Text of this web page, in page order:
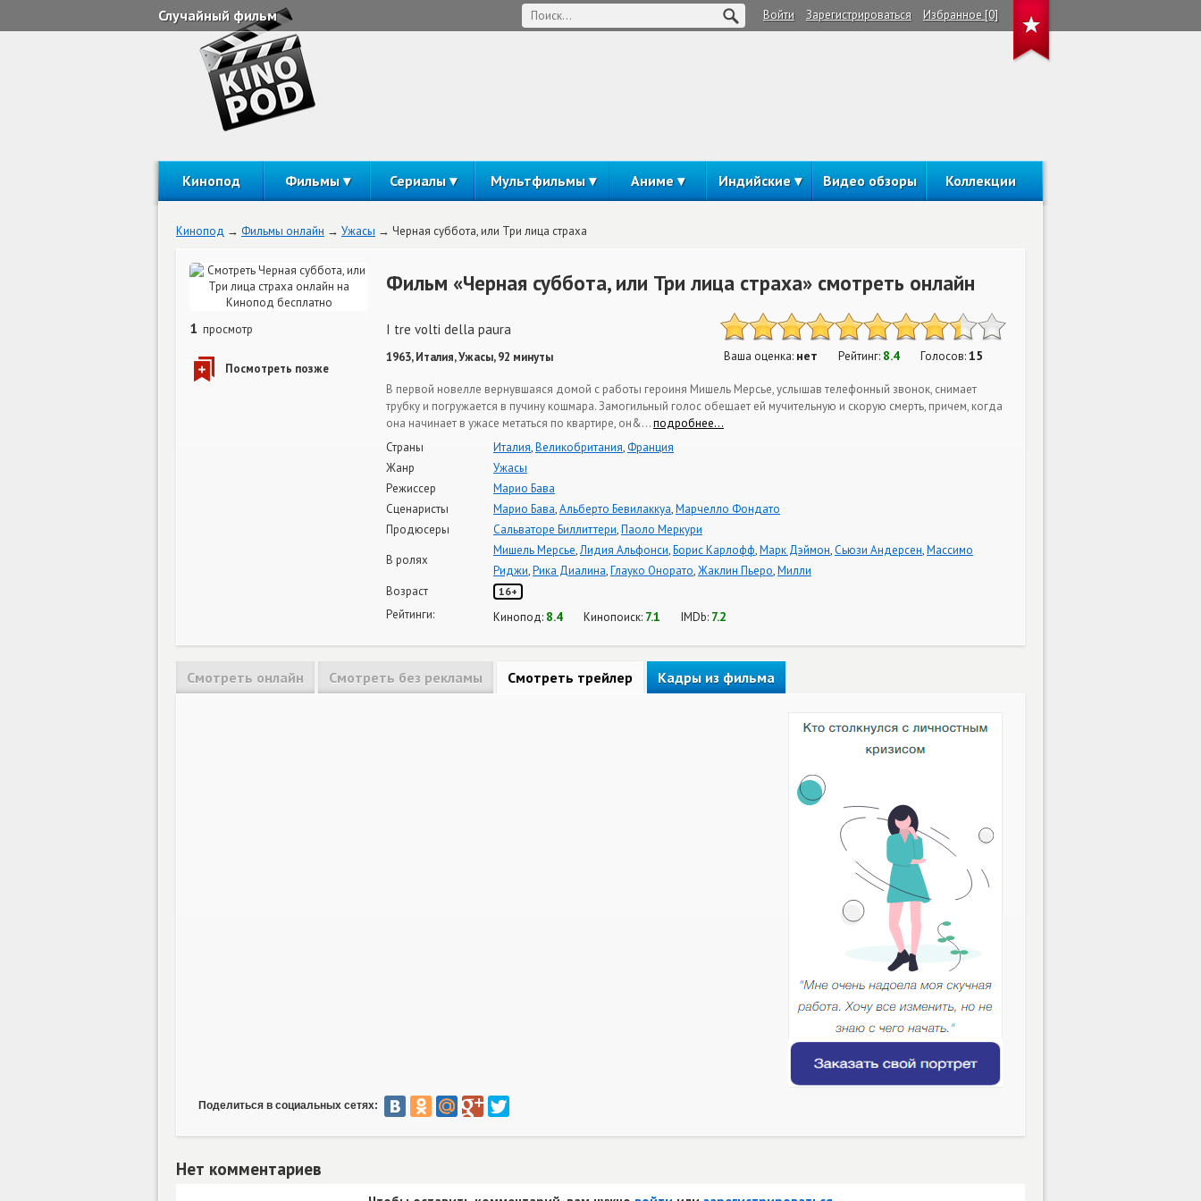
Случайный фильм Войти Зарегистрироваться Избранное [0]
Кинопод Фильмы Сериалы Мультфильмы Аниме Индийские Видео обзоры Коллекции
Кинопод Фильмы онлайн Ужасы Черная суббота, или Три лица страха
1 просмотр
Фильм «Черная суббота, или Три лица страха» смотреть онлайн
I tre volti della paura
1963, Италия, Ужасы, 92 минуты Ваша оценка: нет Рейтинг: 8.4 Голосов:15
В первой новелле вернувшаяся домой с работы героиня Мишель Мерсье, услышав телефонный звонок, снимает
трубку и погружается в пучину кошмара. Замогильный голос обещает ей мучительную и скорую смерть, причем, когда
она начинает в ужасе метаться по квартире, он&…подробнее…
Страны
Италия,Великобритания,Франция
Жанр
Ужасы
Режиссер
Марио Бава
Сценаристы
Марио Бава,Альберто Бевилаккуа,Марчелло Фондато
Продюсеры
Сальваторе Биллиттери,Паоло Меркури
В ролях
Мишель Мерсье,Лидия Альфонси,Борис Карлофф,Марк Дэймон,Сьюзи Андерсен,Массимо
Риджи,Рика Диалина,Глауко Онорато,Жаклин Пьеро,Милли
Возраст
16+
Рейтинги: Кинопод: 8.4 Кинопоиск: 7.1 IMDb: 7.2
Смотреть онлайн Смотреть без рекламы Смотреть трейлер Кадры из фильма
Поделиться в социальных сетях:
Нет комментариев